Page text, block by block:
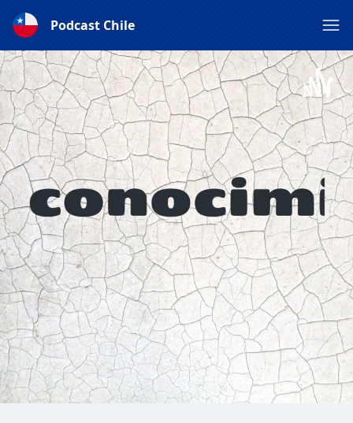
Podcast Chile